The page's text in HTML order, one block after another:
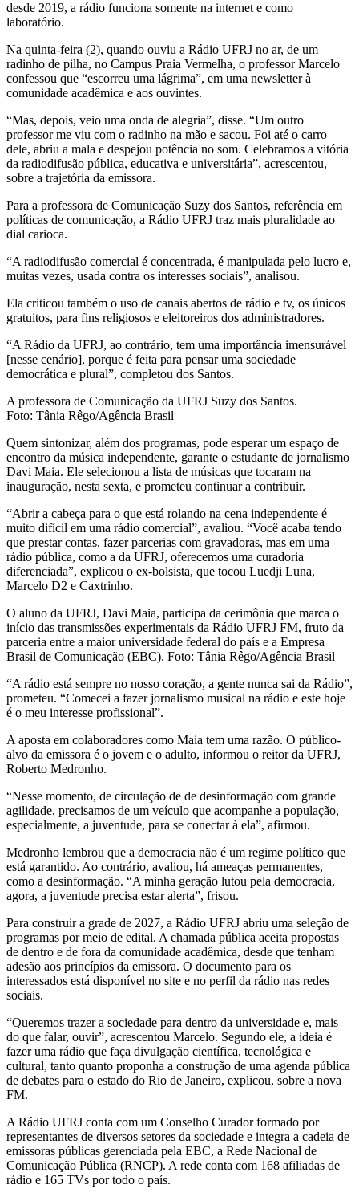
desde 2019, a rádio funciona somente na internet e como
laboratório.
Na quinta-feira (2), quando ouviu a Rádio UFRJ no ar, de um
radinho de pilha, no Campus Praia Vermelha, o professor Marcelo
confessou que “escorreu uma lágrima”, em uma newsletter à
comunidade acadêmica e aos ouvintes.
“Mas, depois, veio uma onda de alegria”, disse. “Um outro
professor me viu com o radinho na mão e sacou. Foi até o carro
dele, abriu a mala e despejou potência no som. Celebramos a vitória
da radiodifusão pública, educativa e universitária”, acrescentou,
sobre a trajetória da emissora.
Para a professora de Comunicação Suzy dos Santos, referência em
políticas de comunicação, a Rádio UFRJ traz mais pluralidade ao
dial carioca.
“A radiodifusão comercial é concentrada, é manipulada pelo lucro e,
muitas vezes, usada contra os interesses sociais”, analisou.
Ela criticou também o uso de canais abertos de rádio e tv, os únicos
gratuitos, para fins religiosos e eleitoreiros dos administradores.
“A Rádio da UFRJ, ao contrário, tem uma importância imensurável
[nesse cenário], porque é feita para pensar uma sociedade
democrática e plural”, completou dos Santos.
A professora de Comunicação da UFRJ Suzy dos Santos.
Foto: Tânia Rêgo/Agência Brasil
Quem sintonizar, além dos programas, pode esperar um espaço de
encontro da música independente, garante o estudante de jornalismo
Davi Maia. Ele selecionou a lista de músicas que tocaram na
inauguração, nesta sexta, e prometeu continuar a contribuir.
“Abrir a cabeça para o que está rolando na cena independente é
muito difícil em uma rádio comercial”, avaliou. “Você acaba tendo
que prestar contas, fazer parcerias com gravadoras, mas em uma
rádio pública, como a da UFRJ, oferecemos uma curadoria
diferenciada”, explicou o ex-bolsista, que tocou Luedji Luna,
Marcelo D2 e Caxtrinho.
O aluno da UFRJ, Davi Maia, participa da cerimônia que marca o
início das transmissões experimentais da Rádio UFRJ FM, fruto da
parceria entre a maior universidade federal do país e a Empresa
Brasil de Comunicação (EBC). Foto: Tânia Rêgo/Agência Brasil
“A rádio está sempre no nosso coração, a gente nunca sai da Rádio”,
prometeu. “Comecei a fazer jornalismo musical na rádio e este hoje
é o meu interesse profissional”.
A aposta em colaboradores como Maia tem uma razão. O público-
alvo da emissora é o jovem e o adulto, informou o reitor da UFRJ,
Roberto Medronho.
“Nesse momento, de circulação de de desinformação com grande
agilidade, precisamos de um veículo que acompanhe a população,
especialmente, a juventude, para se conectar à ela”, afirmou.
Medronho lembrou que a democracia não é um regime político que
está garantido. Ao contrário, avaliou, há ameaças permanentes,
como a desinformação. “A minha geração lutou pela democracia,
agora, a juventude precisa estar alerta”, frisou.
Para construir a grade de 2027, a Rádio UFRJ abriu uma seleção de
programas por meio de edital. A chamada pública aceita propostas
de dentro e de fora da comunidade acadêmica, desde que tenham
adesão aos princípios da emissora. O documento para os
interessados está disponível no site e no perfil da rádio nas redes
sociais.
“Queremos trazer a sociedade para dentro da universidade e, mais
do que falar, ouvir”, acrescentou Marcelo. Segundo ele, a ideia é
fazer uma rádio que faça divulgação científica, tecnológica e
cultural, tanto quanto proponha a construção de uma agenda pública
de debates para o estado do Rio de Janeiro, explicou, sobre a nova
FM.
A Rádio UFRJ conta com um Conselho Curador formado por
representantes de diversos setores da sociedade e integra a cadeia de
emissoras públicas gerenciada pela EBC, a Rede Nacional de
Comunicação Pública (RNCP). A rede conta com 168 afiliadas de
rádio e 165 TVs por todo o país.